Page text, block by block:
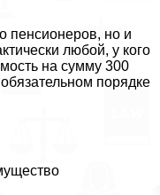
пенсионеров, но и
любой, у кого
на сумму 300
порядке